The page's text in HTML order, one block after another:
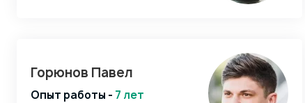
Горюнов Павел
Опыт работы - 7 лет